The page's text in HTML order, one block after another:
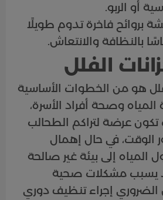
أو الربو.
بروائح فاخرة تدوم طويلًا
بالنظافة والانتعاش.
الفلل
هو من الخطوات الأساسية
وصحة أفراد الأسرة،
تكون عرضة لتراكم الطحالب
الوقت، في حال إهمال
المياه إلى بيئة غير صالحة
يسبب مشكلات صحية
الضروري إجراء تنظيف دوري